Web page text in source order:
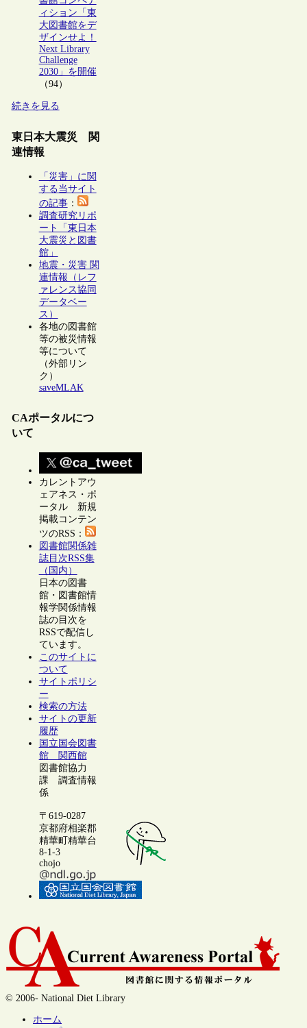
ィション「東
大図書館をデ
ザインせよ！
Next Library
Challenge
2030」を開催
（94）
続きを見る
東日本大震災 関
連情報
「災害」に関
する当サイト
の記事：
調査研究リポ
ート「東日本
大震災と図書
館」
地震・災害 関
連情報（レフ
ァレンス協同
データベー
ス）
各地の図書館
等の被災情報
等について
（外部リン
ク）
saveMLAK
CAポータルにつ
いて
カレントアウ
ェアネス・ポ
ータル 新規
掲載コンテン
ツのRSS：
図書館関係雑
誌目次RSS集
（国内）
日本の図書
館・図書館情
報学関係情報
誌の目次を
RSSで配信し
ています。
このサイトに
ついて
サイトポリシ
ー
検索の方法
サイトの更新
履歴
国立国会図書
館 関西館
図書館協力
課 調査情報
係
〒619-0287
京都府相楽郡
精華町精華台
8-1-3
chojo
© 2006- National Diet Library
ホーム